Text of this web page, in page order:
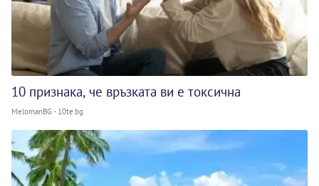
10 признака, че връзката ви е токсична
MelomanBG - 10te.bg